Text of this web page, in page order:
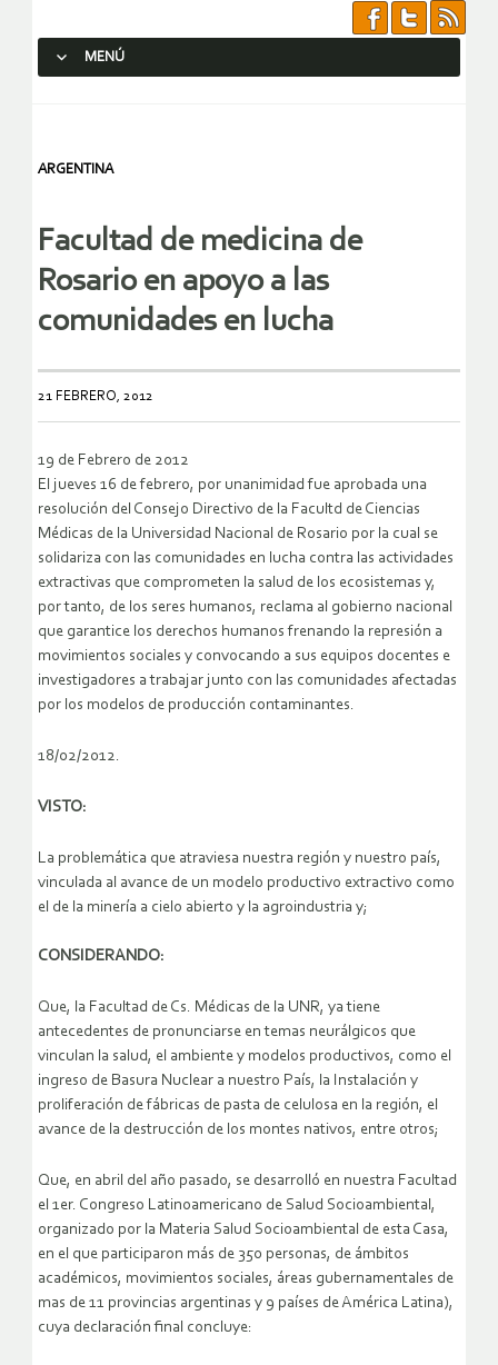
MENÚ
ARGENTINA
Facultad de medicina de
Rosario en apoyo a las
comunidades en lucha
21 FEBRERO, 2012
19 de Febrero de 2012
El jueves 16 de febrero, por unanimidad fue aprobada una
resolución del Consejo Directivo de la Facultd de Ciencias
Médicas de la Universidad Nacional de Rosario por la cual se
solidariza con las comunidades en lucha contra las actividades
extractivas que comprometen la salud de los ecosistemas y,
por tanto, de los seres humanos, reclama al gobierno nacional
que garantice los derechos humanos frenando la represión a
movimientos sociales y convocando a sus equipos docentes e
investigadores a trabajar junto con las comunidades afectadas
por los modelos de producción contaminantes.
18/02/2012.
VISTO:
La problemática que atraviesa nuestra región y nuestro país,
vinculada al avance de un modelo productivo extractivo como
el de la minería a cielo abierto y la agroindustria y;
CONSIDERANDO:
Que, la Facultad de Cs. Médicas de la UNR, ya tiene
antecedentes de pronunciarse en temas neurálgicos que
vinculan la salud, el ambiente y modelos productivos, como el
ingreso de Basura Nuclear a nuestro País, la Instalación y
proliferación de fábricas de pasta de celulosa en la región, el
avance de la destrucción de los montes nativos, entre otros;
Que, en abril del año pasado, se desarrolló en nuestra Facultad
el 1er. Congreso Latinoamericano de Salud Socioambiental,
organizado por la Materia Salud Socioambiental de esta Casa,
en el que participaron más de 350 personas, de ámbitos
académicos, movimientos sociales, áreas gubernamentales de
mas de 11 provincias argentinas y 9 países de América Latina),
cuya declaración final concluye: